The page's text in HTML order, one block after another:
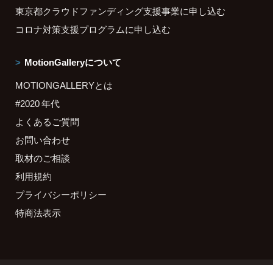
東京都クラウドファンディング支援事業に申し込む
コロナ対策支援プログラムに申し込む
MotionGalleryについて
MOTIONGALLERYとは
#2020 年代
よくあるご質問
お問い合わせ
取材のご相談
利用規約
プライバシーポリシー
特商法表示